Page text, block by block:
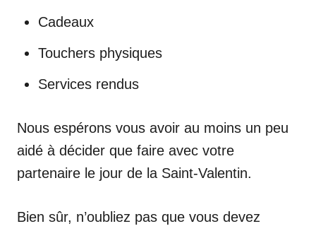
Cadeaux
Touchers physiques
Services rendus
Nous espérons vous avoir au moins un peu
aidé à décider que faire avec votre
partenaire le jour de la Saint-Valentin.
Bien sûr, n’oubliez pas que vous devez